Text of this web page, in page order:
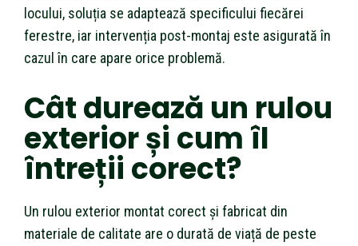
locului, soluția se adaptează specificului fiecărei
ferestre, iar intervenția post-montaj este asigurată în
cazul în care apare orice problemă.
Cât durează un rulou
exterior și cum îl
întreții corect?
Un rulou exterior montat corect și fabricat din
materiale de calitate are o durată de viață de peste